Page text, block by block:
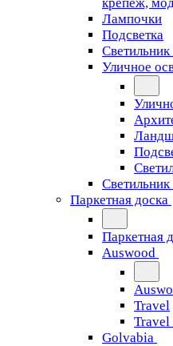
Лампочки
Подсветка
Светильник
Уличное
Паркетная доска
Паркетная
Auswood
Travel
Travel
Golvabia